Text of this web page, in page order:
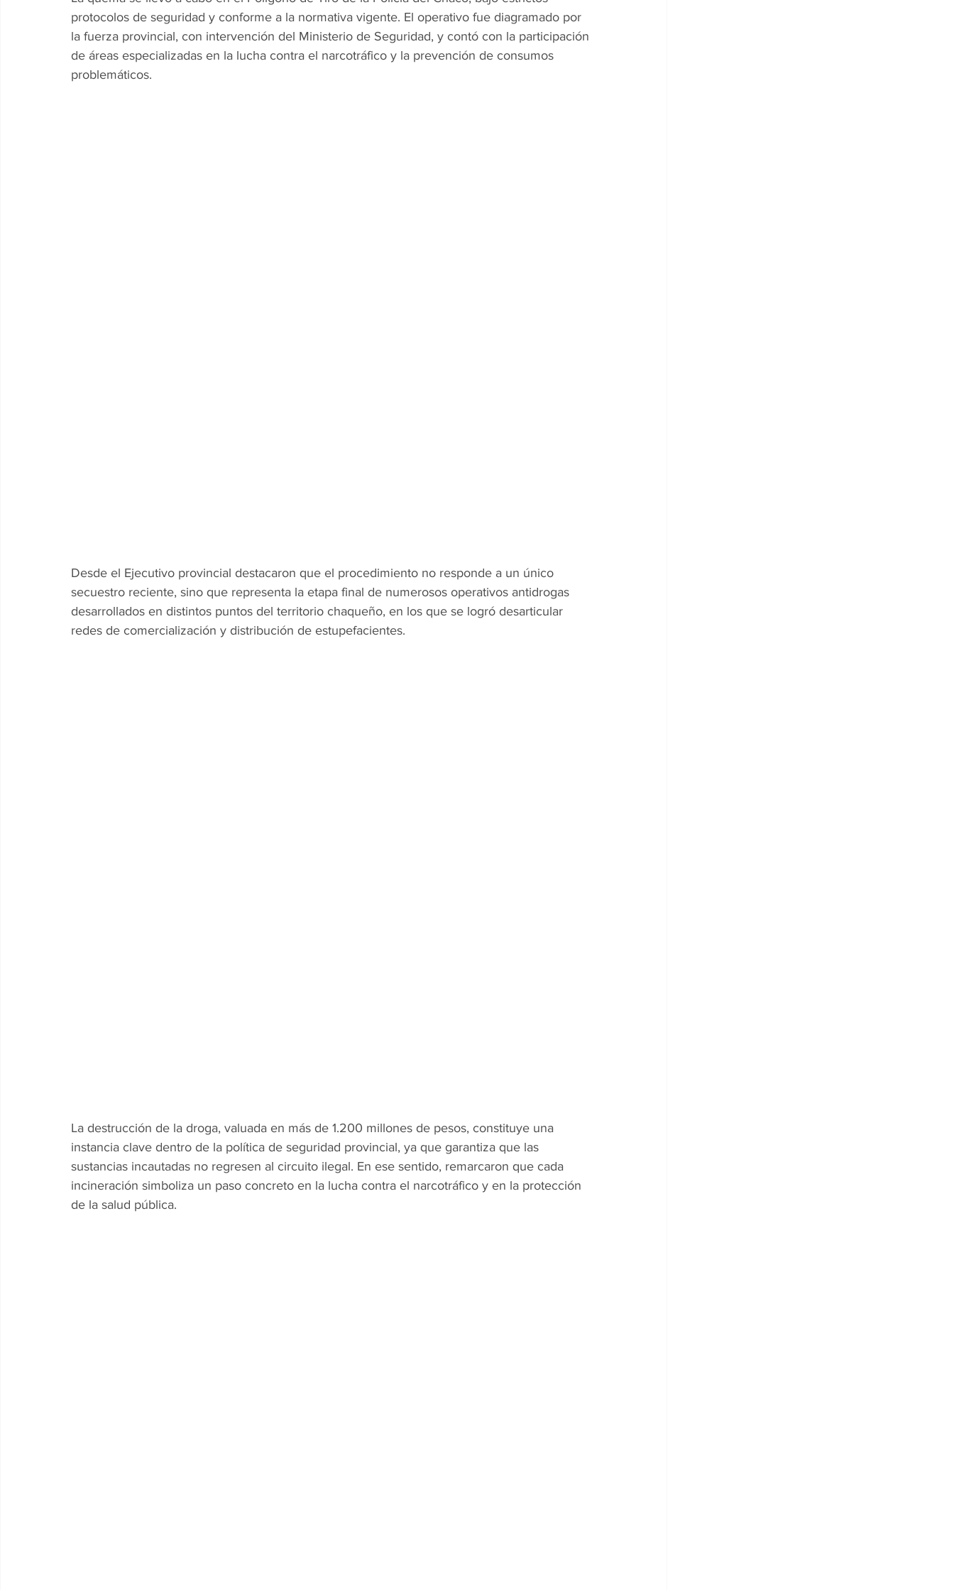
protocolos de seguridad y conforme a la normativa vigente. El operativo fue diagramado por
la fuerza provincial, con intervención del Ministerio de Seguridad, y contó con la participación
de áreas especializadas en la lucha contra el narcotráfico y la prevención de consumos
problemáticos.
Desde el Ejecutivo provincial destacaron que el procedimiento no responde a un único
secuestro reciente, sino que representa la etapa final de numerosos operativos antidrogas
desarrollados en distintos puntos del territorio chaqueño, en los que se logró desarticular
redes de comercialización y distribución de estupefacientes.
La destrucción de la droga, valuada en más de 1.200 millones de pesos, constituye una
instancia clave dentro de la política de seguridad provincial, ya que garantiza que las
sustancias incautadas no regresen al circuito ilegal. En ese sentido, remarcaron que cada
incineración simboliza un paso concreto en la lucha contra el narcotráfico y en la protección
de la salud pública.